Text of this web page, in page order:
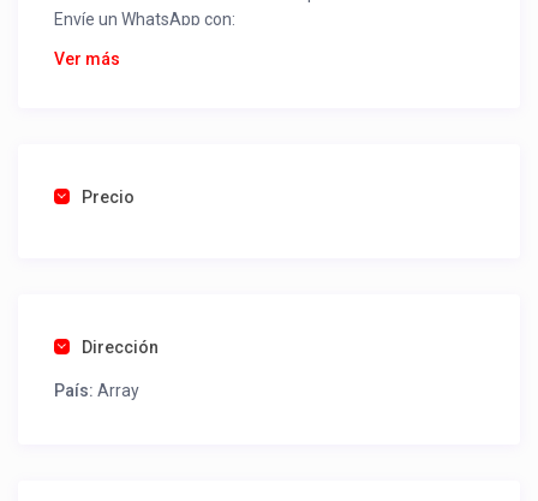
Envíe un WhatsApp con:
Nombre alojamiento o servicio
Una foto de cuenta de luz o agua o gas que acredite
como un profesional sin COMISIONES ni ESTAFAS.
Tel contacto propiedad:
Ver más
Precio
Dirección
País: Array